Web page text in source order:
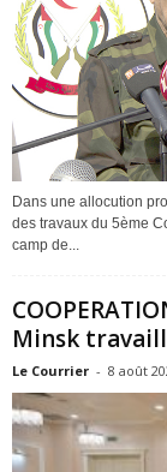
Dans une allocution
des travaux du 5ème
camp de...
Minsk
Le Courrier - 8 août